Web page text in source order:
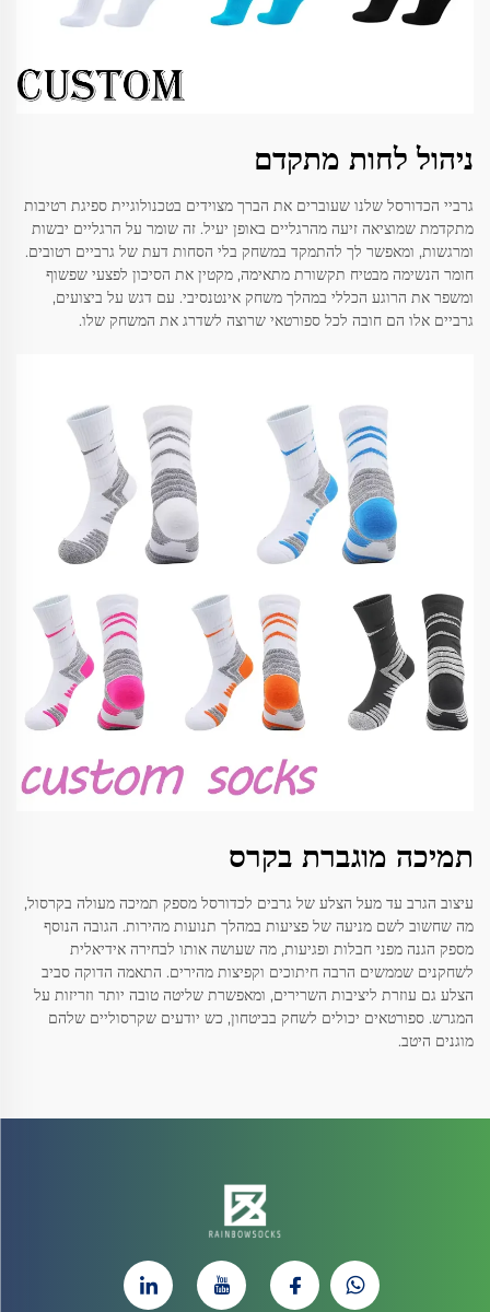
ניהול לחות מתקדם
גרביי הכדורסל שלנו שעוברים את הברך מצוידים בטכנולוגיית ספיגת רטיבות
מתקדמת שמוציאה זיעה מהרגליים באופן יעיל. זה שומר על הרגליים יבשות
ומרגשות, ומאפשר לך להתמקד במשחק בלי הסחות דעת של גרביים רטובים.
חומר הנשימה מבטיח תקשורת מתאימה, מקטין את הסיכון לפצעי שפשוף
ומשפר את הרוגע הכללי במהלך משחק אינטנסיבי. עם דגש על ביצועים,
גרביים אלו הם חובה לכל ספורטאי שרוצה לשדרג את המשחק שלו.
תמיכה מוגברת בקרס
עיצוב הגרב עד מעל הצלע של גרבים לכדורסל מספק תמיכה מעולה בקרסול,
מה שחשוב לשם מניעה של פציעות במהלך תנועות מהירות. הגובה הנוסף
מספק הגנה מפני חבלות ופגיעות, מה שעושה אותו לבחירה אידיאלית
לשחקנים שממשים הרבה חיתוכים וקפיצות מהירים. התאמה הדוקה סביב
הצלע גם עוזרת ליציבות השרירים, ומאפשרת שליטה טובה יותר וזריזות על
המגרש. ספורטאים יכולים לשחק בביטחון, כש יודעים שקרסוליים שלהם
מוגנים היטב.